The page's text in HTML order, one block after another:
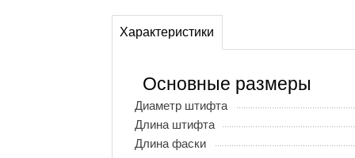
Характеристики
Основные размеры
Диаметр штифта
Длина штифта
Длина фаски